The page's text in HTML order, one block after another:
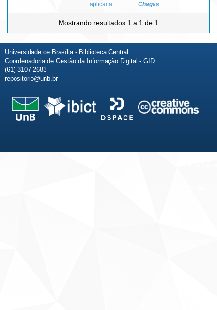
aplicada
Chagas
Mostrando resultados 1 a 1 de 1
Universidade de Brasília - Biblioteca Central
Coordenadoria de Gestão da Informação Digital - GID
(61) 3107-2683
repositorio@unb.br